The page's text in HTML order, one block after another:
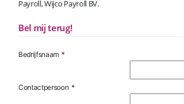
Payroll, Wijco Payroll BV.
Bel mij terug!
Bedrijfsnaam *
Contactpersoon *